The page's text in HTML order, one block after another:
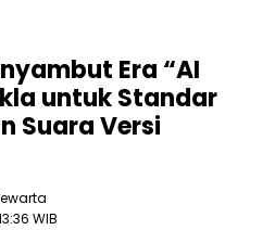
Era “AI
untuk Standar
Suara Versi
WIB